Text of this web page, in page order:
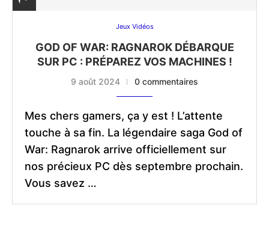
Jeux Vidéos
GOD OF WAR: RAGNAROK DÉBARQUE
SUR PC : PRÉPAREZ VOS MACHINES !
9 août 2024 0 commentaires
Mes chers gamers, ça y est ! L’attente
touche à sa fin. La légendaire saga God of
War: Ragnarok arrive officiellement sur
nos précieux PC dès septembre prochain.
Vous savez …